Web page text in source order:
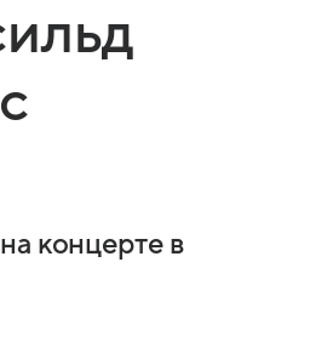
концерте в